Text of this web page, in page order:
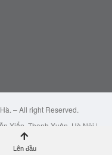
– All right Reserved.
Xiển, Thanh Xuân, Hà Nội |
0944.809.686
Lên đầu